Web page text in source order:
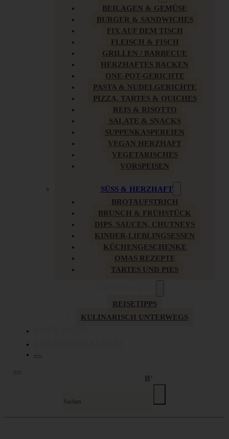
BEILAGEN & GEMÜSE
BURGER & SANDWICHES
FIX AUF DEM TISCH
FLEISCH & FISCH
GRILLEN / BARBECUE
HERZHAFTES BACKEN
ONE-POT-GERICHTE
PASTA & NUDELGERICHTE
PIZZA, TARTES & QUICHES
REIS & RISOTTO
SALATE & SNACKS
SUPPENKASPEREIEN
VEGAN HERZHAFT
VEGETARISCHES
VORSPEISEN
SÜSS & HERZHAFT
BROTAUFSTRICH
BRUNCH & FRÜHSTÜCK
DIPS, SAUCEN, CHUTNEYS
KINDER-LIEBLINGSESSEN
KÜCHENGESCHENKE
OMAS REZEPTE
TARTES UND PIES
REISETIPPS
KULINARISCH UNTERWEGS